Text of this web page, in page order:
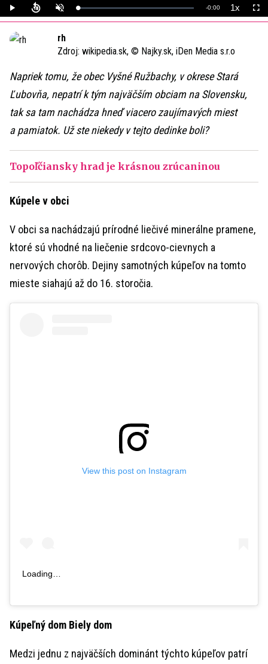
Play UnmuteLoaded:
0%
Remaining
-0:00 1xPlayback
Rate
rh
Zdroj: wikipedia.sk, © Najky.sk, iDen Media s.r.o
Napriek tomu, že obec Vyšné Ružbachy, v okrese Stará
Ľubovňa, nepatrí k tým najväčším obciam na Slovensku,
tak sa tam nachádza hneď viacero zaujímavých miest
a pamiatok. Už ste niekedy v tejto dedinke boli?
Topoľčiansky hrad je krásnou zrúcaninou
Kúpele v obci
V obci sa nachádzajú prírodné liečivé minerálne pramene,
ktoré sú vhodné na liečenie srdcovo-cievnych a
nervových chorôb. Dejiny samotných kúpeľov na tomto
mieste siahajú až do 16. storočia.
View this post on Instagram
Loading…
Kúpeľný dom Biely dom
Medzi jednu z najväčších dominánt týchto kúpeľov patrí